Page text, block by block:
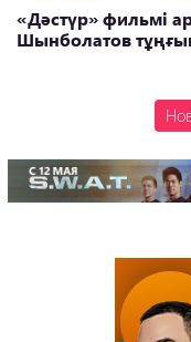
«Дәстүр» фильмі
Шынболатов